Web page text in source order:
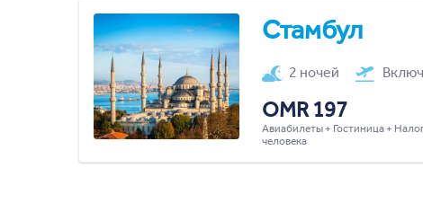
Стамбул
2 ночей
OMR 197
Авиабилеты + Гостиница +
человека